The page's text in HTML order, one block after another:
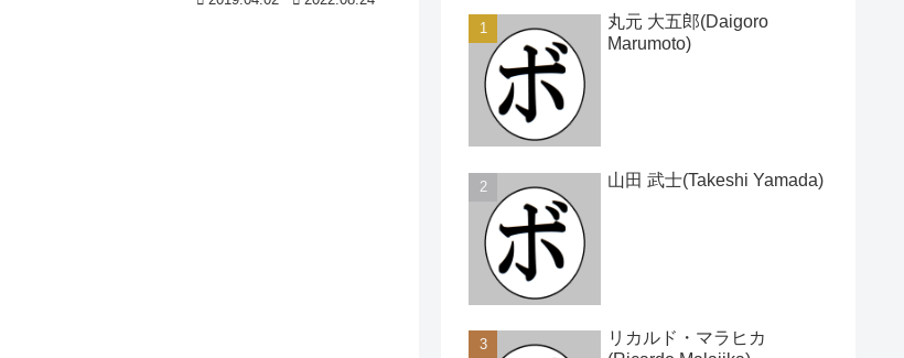
丸元 大五郎(Daigoro
Marumoto)
山田 武士(Takeshi Yamada)
リカルド・マラヒカ